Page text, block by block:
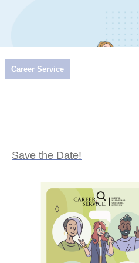
Career Service
Save the Date!